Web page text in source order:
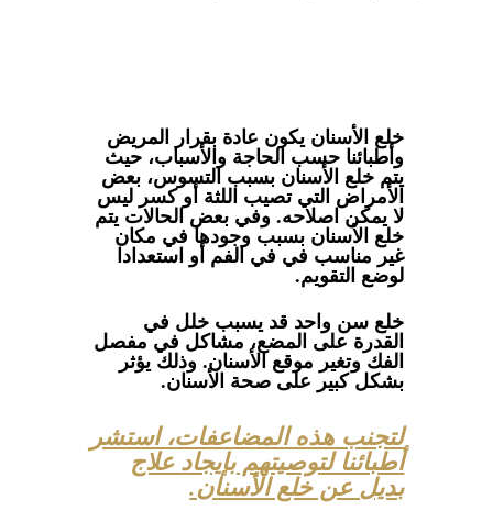
خلع الأسنان يكون عادة بقرار المريض
وأطبائنا حسب الحاجة والأسباب، حيث
يتم خلع الأسنان بسبب التسوس، بعض
الأمراض التي تصيب اللثة أو كسر ليس
لا يمكن اصلاحه. وفي بعض الحالات يتم
خلع الأسنان بسبب وجودها في مكان
غير مناسب في في الفم أو استعدادا
لوضع التقويم.
خلع سن واحد قد يسبب خلل في
القدرة على المضع، مشاكل في مفصل
الفك وتغير موقع الأسنان. وذلك يؤثر
بشكل كبير على صحة الأسنان.
لتجنب هذه المضاعفات، استشر
أطبائنا لتوصيتهم بإيجاد علاج
بديل عن خلع الأسنان.